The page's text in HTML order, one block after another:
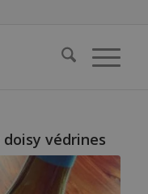
doisy védrines